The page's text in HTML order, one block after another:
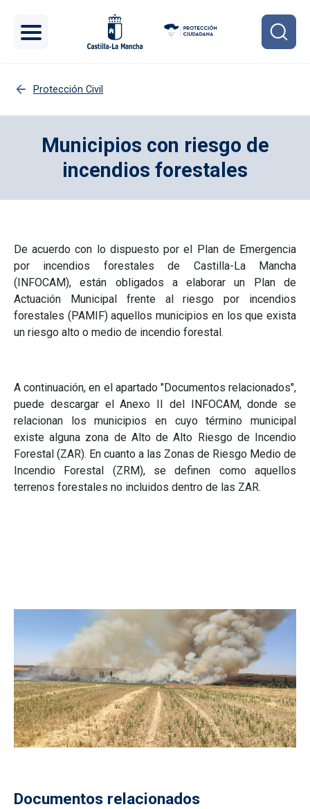
Protección Civil
Municipios con riesgo de
incendios forestales
De acuerdo con lo dispuesto por el Plan de Emergencia
por incendios forestales de Castilla-La Mancha
(INFOCAM), están obligados a elaborar un Plan de
Actuación Municipal frente al riesgo por incendios
forestales (PAMIF) aquellos municipios en los que exista
un riesgo alto o medio de incendio forestal.
A continuación, en el apartado "Documentos relacionados",
puede descargar el Anexo II del INFOCAM, donde se
relacionan los municipios en cuyo término municipal
existe alguna zona de Alto de Alto Riesgo de Incendio
Forestal (ZAR). En cuanto a las Zonas de Riesgo Medio de
Incendio Forestal (ZRM), se definen como aquellos
terrenos forestales no incluidos dentro de las ZAR.
Documentos relacionados